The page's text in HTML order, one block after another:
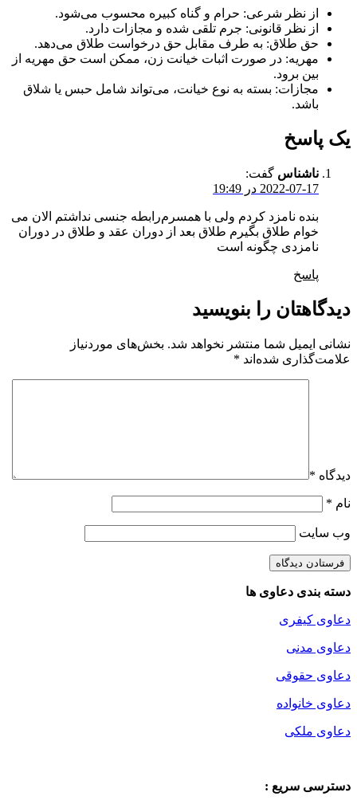
از نظر شرعی: حرام و گناه کبیره محسوب می‌شود.
از نظر قانونی: جرم تلقی شده و مجازات دارد.
حق طلاق: به طرف مقابل حق درخواست طلاق می‌دهد.
مهریه: در صورت اثبات خیانت زن، ممکن است حق مهریه از
بین برود.
مجازات: بسته به نوع خیانت، می‌تواند شامل حبس یا شلاق
باشد.
یک پاسخ
ناشناس گفت:
2022-07-17 در 19:49
بنده نامزد کردم ولی با همسرم‌رابطه جنسی نداشتم الان می
خوام طلاق بگیرم طلاق بعد از دوران عقد و طلاق در دوران
نامزدی چگونه است
پاسخ
دیدگاهتان را بنویسید
نشانی ایمیل شما منتشر نخواهد شد. بخش‌های موردنیاز
علامت‌گذاری شده‌اند *
دیدگاه *
نام *
وب‌ سایت
دسته بندی دعاوی ها
دعاوی کیفری
دعاوی مدنی
دعاوی حقوقی
دعاوی خانواده
دعاوی ملکی
دسترسی سریع :